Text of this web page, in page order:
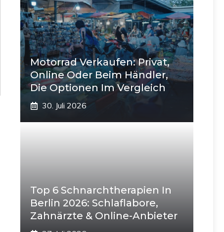
Motorrad Verkaufen: Privat,
Online Oder Beim Händler,
Die Optionen Im Vergleich
30. Juli 2026
Top 6 Schnarchtherapien In
Berlin 2026: Schlaflabore,
Zahnärzte & Online-Anbieter